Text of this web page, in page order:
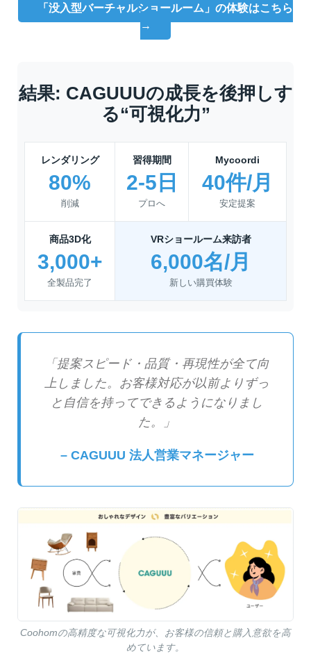
「没入型バーチャルショールーム」の体験はこちら
→
結果: CAGUUUの成長を後押しす
る“可視化力”
レンダリング
80%
削減
習得期間
2-5日
プロへ
Mycoordi
40件/月
安定提案
商品3D化
3,000+
全製品完了
VRショールーム来訪者
6,000名/月
新しい購買体験
「提案スピード・品質・再現性が全て向
上しました。お客様対応が以前よりずっ
と自信を持ってできるようになりまし
た。」
– CAGUUU 法人営業マネージャー
Coohomの高精度な可視化力が、お客様の信頼と購入意欲を高
めています。